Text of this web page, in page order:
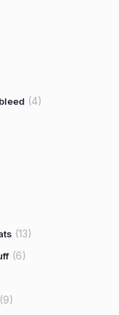
(4)
(13)
(6)
(9)